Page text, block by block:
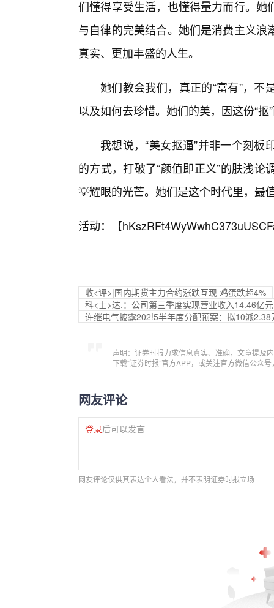
们懂得享受生活，也懂得量力而行。
与自律的完美结合。她们是消费主义
真实、更加丰盛的人生。
她们教会我们，真正的“富有”，
以及如何去珍惜。她们的美，因这份“
我想说，“美女抠逼”并非一个刻
的方式，打破了“颜值即正义”的肤浅
💡耀眼的光芒。她们是这个时代里，最
活动：【
收<评>|国内期货主力合约涨跌互现 鸡蛋跌超4%
科<士>达.：公司第三季度实现营业收入14.46亿
许继电气披露202!5半年度分配预案：拟10派2.38
声明：证券时报力求信息真实、准确，文章提及
下载“证券时报”官方APP，或关注官方微信公众
网友评论
登录后可以发言
网友评论仅供其表达个人看法，并不表明证券时报立场